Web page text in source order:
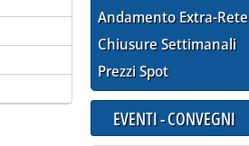
Andamento Extra-Rete
Chiusure Settimanali
Prezzi Spot
EVENTI - CONVEGNI